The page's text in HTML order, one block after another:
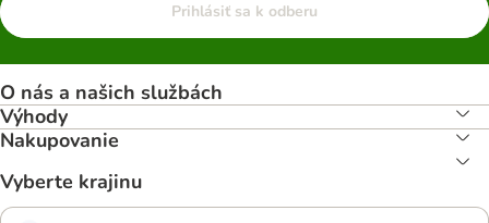
Prihlásiť sa k odberu
O nás a našich službách
Výhody
Nakupovanie
Vyberte krajinu